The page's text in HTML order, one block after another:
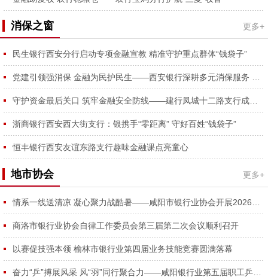
消保之窗 更多+
民生银行西安分行启动专项金融宣教 精准守护重点群体“钱袋子”
浙商银行西安西大街支行：银携手“零距离” 守好百姓“钱袋子”
恒丰银行西安友谊东路支行趣味金融课点亮童心
地市协会 更多+
商洛市银行业协会自律工作委员会第三届第二次会议顺利召开
以赛促技强本领 榆林市银行业第四届业务技能竞赛圆满落幕